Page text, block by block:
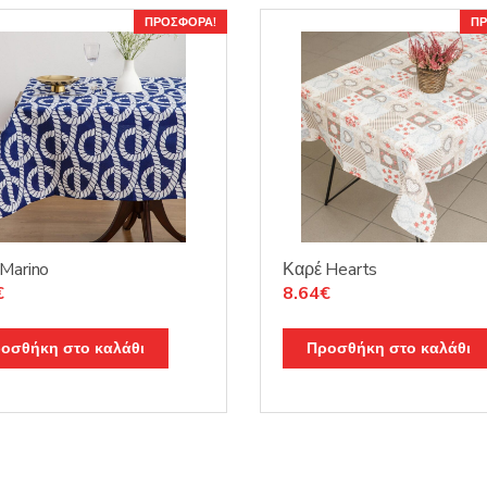
ΠΡΟΣΦΟΡΆ!
Η
τιμή
είναι:
στο καλάθι
Καρέ Hearts
Original
was:
10.15€.
8.64€Η
τιμή
είναι:
Προσθήκη στο καλάθι